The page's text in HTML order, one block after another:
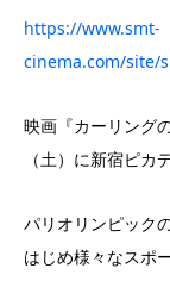
https://www.smt-
cinema.com/site/
映画『カーリング
（土）に新宿ピカ
パリオリンピック
はじめ様々なスポ